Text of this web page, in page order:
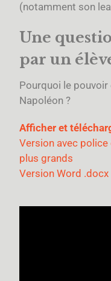
(notamment son
Une
par un
Pourquoi le
Napoléon ?
Afficher et
Version avec
plus grands
Version Word .docx